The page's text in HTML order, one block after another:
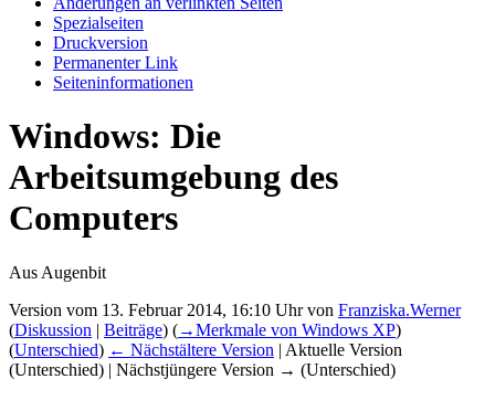
Spezialseiten
Druckversion
Permanenter Link
Seiten­­informationen
Windows: Die
Arbeitsumgebung des
Computers
Aus Augenbit
Version vom 13. Februar 2014, 16:10 Uhr von Franziska.Werner
(Diskussion | Beiträge) (→Merkmale von Windows XP)
(Unterschied) ← Nächstältere Version | Aktuelle Version
(Unterschied) | Nächstjüngere Version → (Unterschied)